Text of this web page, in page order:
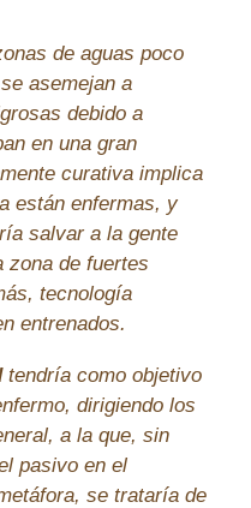
de aguas poco
asemejan a
debido a
en una gran
curativa implica
están enfermas, y
salvar a la gente
zona de fuertes
tecnología
entrenados.
tendría como objetivo
dirigiendo los
a la que, sin
pasivo en el
se trataría de